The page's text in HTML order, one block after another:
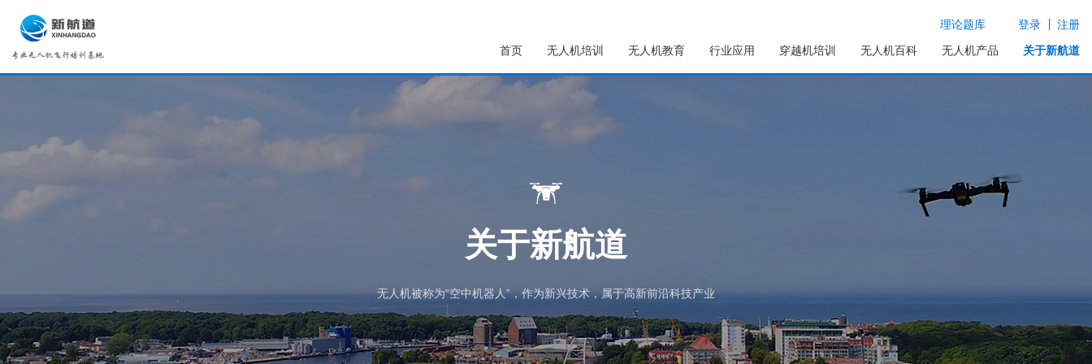
理论题库 登录
注册
首页
无人机培训 无人机教育 行业应用 穿越机培训 无人机百科 无人机产品 关于新航道
关于新航道
无人机被称为“空中机器人”，作为新兴技术，属于高新前沿科技产业